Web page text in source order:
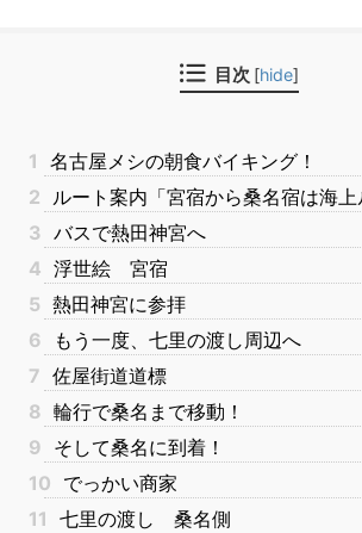
目次 [hide]
1 名古屋メシの朝食バイキング！
2 ルート案内「宮宿から桑名宿は海上
3 バスで熱田神宮へ
4 浮世絵 宮宿
5 熱田神宮に参拝
6
もう一度、七里の渡し周辺へ
7 佐屋街道道標
8 輪行で桑名まで移動！
9 そして桑名に到着！
10 でっかい商家
11 七里の渡し 桑名側